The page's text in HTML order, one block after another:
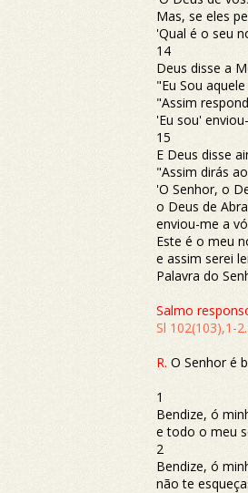
Mas, se eles
'Qual é o seu
14
Deus disse a
"Eu Sou
"Assim
'Eu sou'
15
E Deus disse
"Assim dirás
'O Senhor, o
o Deus de
enviou-me a
Este é o meu
e assim serei
Palavra do
Salmo
Sl 102(103),1-
R. O Senhor é
1
Bendize, ó
e todo o meu
2
Bendize, ó
não te